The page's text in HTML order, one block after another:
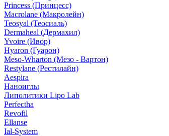
Princess (Принцесс)
Macrolane (Макролейн)
Teosyal (Теосиаль)
Dermaheal (Дермахил)
Yvoire (Ивор)
Hyaron (Гуарон)
Meso-Wharton (Мезо - Вартон)
Restylane (Рестилайн)
Aespira
Наноиглы
Липолитики Lipo Lab
Perfectha
Revofil
Ellanse
Ial-System